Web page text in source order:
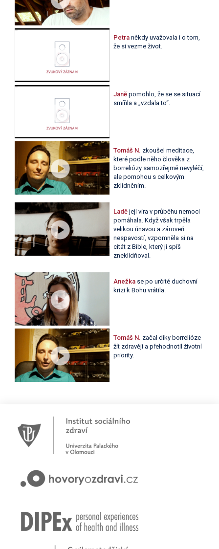
Petra někdy uvažovala i o tom,
že si vezme život.
Janě pomohlo, že se se situací
smířila a „vzdala to“.
Tomáš N. zkoušel meditace,
které podle něho člověka z
borreliózy samozřejmě nevyléčí,
ale pomohou s celkovým
zklidněním.
Ladě její víra v průběhu nemoci
pomáhala. Když však trpěla
velikou únavou a zároveň
nespavostí, vzpomněla si na
citát z Bible, který ji spíš
zneklidňoval.
Anežkase po určité duchovní
krizi k Bohu vrátila.
Tomáš N. začal díky borrelióze
žít zdravěji a přehodnotil životní
priority.